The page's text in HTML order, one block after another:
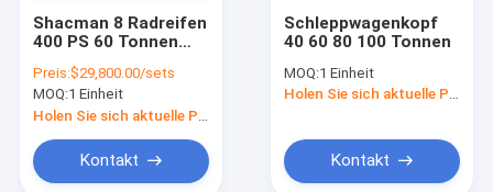
Shacman 8 Radreifen
400 PS 60 Tonnen
Traktor Anhänger
Rechtslenkung
Preis:$29,800.00/sets
MOQ:1 Einheit
Kontakt
Schleppwagenkopf
40 60 80 100 Tonnen
MOQ:1 Einheit
Holen Sie sich aktuelle Preis
Kontakt